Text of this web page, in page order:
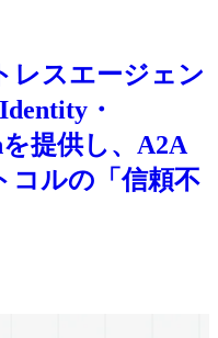
レスエージェン
・
提供し、A2A
コルの「信頼不